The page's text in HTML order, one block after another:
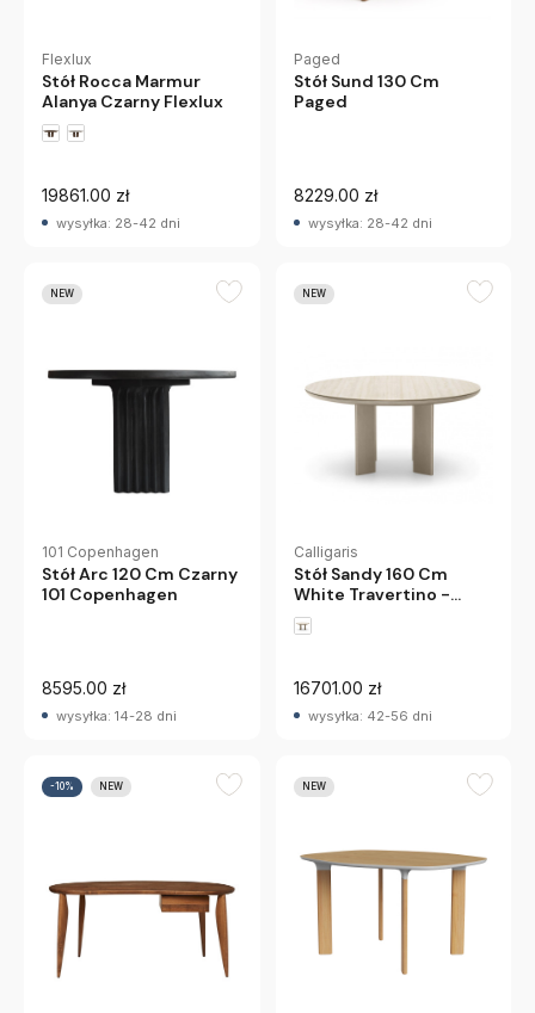
Flexlux
Stół Rocca Marmur
Alanya Czarny Flexlux
19861.00 zł
wysyłka: 28-42 dni
Paged
Stół Sund 130 Cm
Paged
8229.00 zł
wysyłka: 28-42 dni
NEW
101 Copenhagen
Stół Arc 120 Cm Czarny
101 Copenhagen
8595.00 zł
wysyłka: 14-28 dni
NEW
Calligaris
Stół Sandy 160 Cm
White Travertino -
Matt Pearl Beige
Calligaris
16701.00 zł
wysyłka: 42-56 dni
-10% NEW NEW